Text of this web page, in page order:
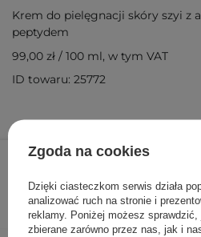
99,00 zł /szt.
Krem do pielęgnacji skóry szyi z
peptydem
99,00 zł / 100 ml, w tym VAT
ID towaru: 25772
Zgoda na cookies
Dzięki ciasteczkom serwis działa
analizować ruch na stronie i
reklamy. Poniżej możesz
zbierane zarówno przez nas, jak i